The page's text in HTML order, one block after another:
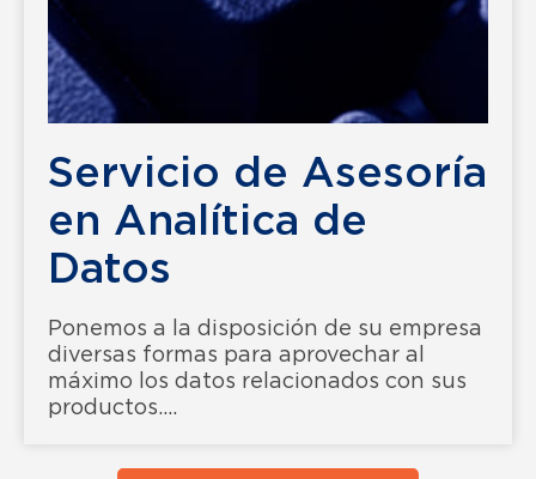
Servicio de Asesoría
en Analítica de
Datos
Ponemos a la disposición de su empresa
diversas formas para aprovechar al
máximo los datos relacionados con sus
productos....